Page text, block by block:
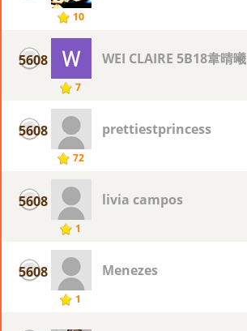
10
5608
7
WEI CLAIRE 5B18韋晴曦
5608
72
prettiestprincess
5608
1
livia campos
5608
1
Menezes